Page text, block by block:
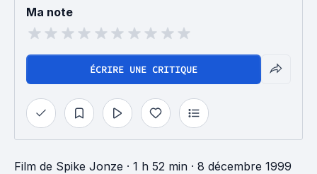
Ma note
ÉCRIRE UNE CRITIQUE
Film de Spike Jonze · 1 h 52 min · 8 décembre 1999